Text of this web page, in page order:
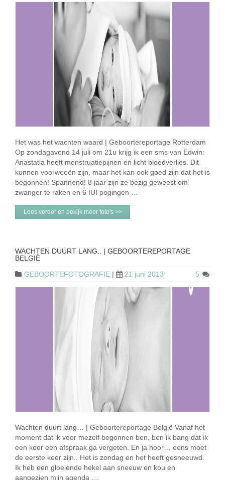
Het was het wachten waard | Geboortereportage Rotterdam
Op zondagavond 14 juli om 21u krijg ik een sms van Edwin:
Anastatia heeft menstruatiepijnen en licht bloedverlies. Dit
kunnen voorweeën zijn, maar het kan ook goed zijn dat het is
begonnen! Spannend! 8 jaar zijn ze bezig geweest om
zwanger te raken en 6 IUI pogingen …
Lees verder en bekijk meer foto's >>
WACHTEN DUURT LANG.. | GEBOORTEREPORTAGE
BELGIË
GEBOORTEFOTOGRAFIE | 21 juni 2013 5
Wachten duurt lang… | Geboortereportage België Vanaf het
moment dat ik voor mezelf begonnen ben, ben ik bang dat ik
een keer een afspraak ga vergeten. En ja hoor… eens moet
de eerste keer zijn.. Het is zondag en het heeft gesneeuwd.
Ik heb een gloeiende hekel aan sneeuw en kou en
aangezien mijn agenda …